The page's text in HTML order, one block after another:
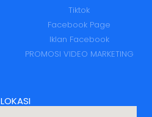
Tiktok
Facebook Page
Iklan Facebook
PROMOSI VIDEO MARKETING
LOKASI